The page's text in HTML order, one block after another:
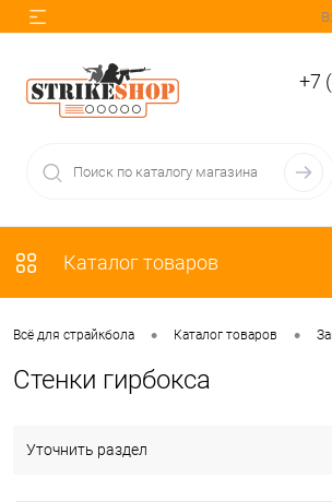
+7
Каталог товаров
Всё для страйкбола • Каталог товаров •
Стенки гирбокса
Уточнить раздел